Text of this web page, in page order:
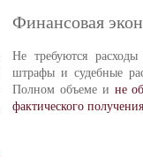
Финансовая
Не требуются
штрафы и судебные
Полном объеме и не
фактического получения